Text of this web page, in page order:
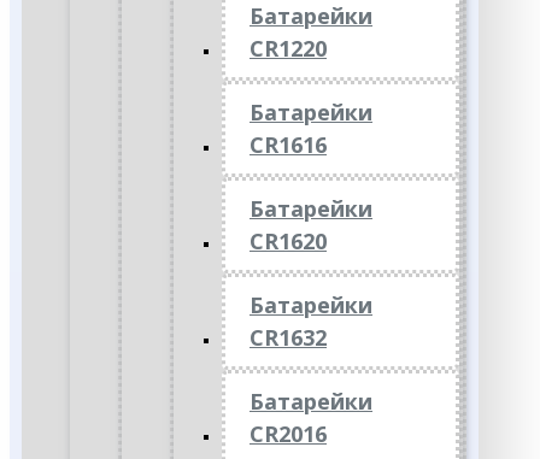
Батарейки
CR1220
Батарейки
CR1616
Батарейки
CR1620
Батарейки
CR1632
Батарейки
CR2016